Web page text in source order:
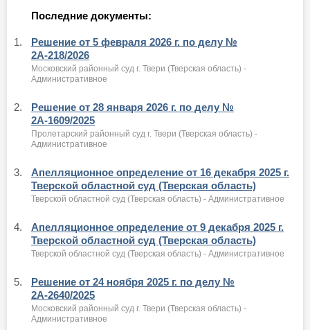
Последние документы:
1.
Решение от 5 февраля 2026 г. по делу №
2А-218/2026
Московский районный суд г. Твери (Тверская область) -
Административное
2.
Решение от 28 января 2026 г. по делу №
2А-1609/2025
Пролетарский районный суд г. Твери (Тверская область) -
Административное
3.
Апелляционное определение от 16 декабря 2025 г.
Тверской областной суд (Тверская область)
Тверской областной суд (Тверская область) - Административное
4.
Апелляционное определение от 9 декабря 2025 г.
Тверской областной суд (Тверская область)
Тверской областной суд (Тверская область) - Административное
5.
Решение от 24 ноября 2025 г. по делу №
2А-2640/2025
Московский районный суд г. Твери (Тверская область) -
Административное